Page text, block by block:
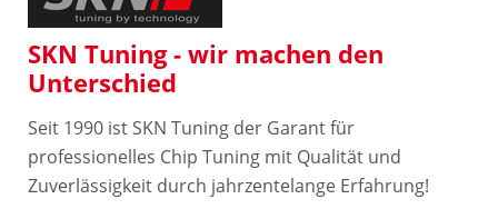
SKN Tuning - wir machen den
Unterschied
Seit 1990 ist SKN Tuning der Garant für
professionelles Chip Tuning mit Qu​alität und
Zuverlässigkeit durch jahrzentelange Erfahrung!